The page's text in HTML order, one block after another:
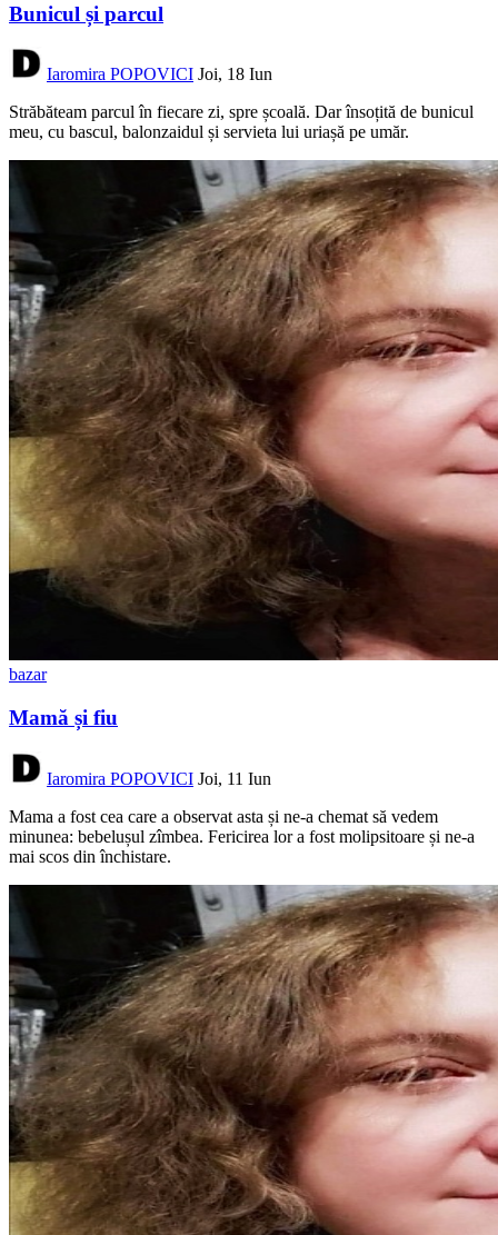
Bunicul și parcul
Iaromira POPOVICI Joi, 18 Iun
Străbăteam parcul în fiecare zi, spre școală. Dar însoțită de bunicul
meu, cu bascul, balonzaidul și servieta lui uriașă pe umăr.
bazar
Mamă și fiu
Iaromira POPOVICI Joi, 11 Iun
Mama a fost cea care a observat asta și ne-a chemat să vedem
minunea: bebelușul zîmbea. Fericirea lor a fost molipsitoare și ne-a
mai scos din închistare.